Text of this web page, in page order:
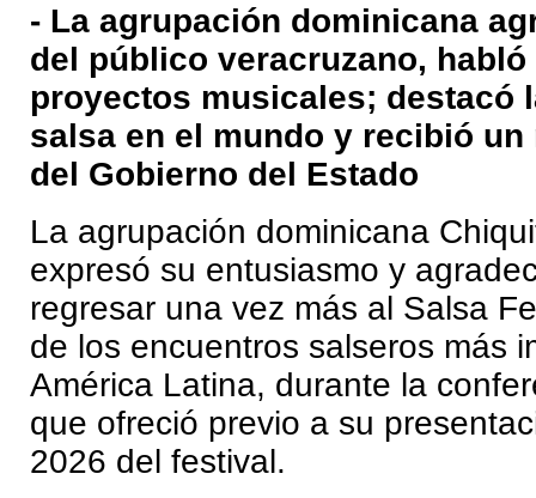
- La agrupación dominicana
del público veracruzano,
proyectos musicales; destacó
salsa en el mundo y recibió
del Gobierno del Estado
La agrupación dominicana
expresó su entusiasmo y
regresar una vez más al Salsa
de los encuentros salseros más
América Latina, durante la
que ofreció previo a su
2026 del festival.